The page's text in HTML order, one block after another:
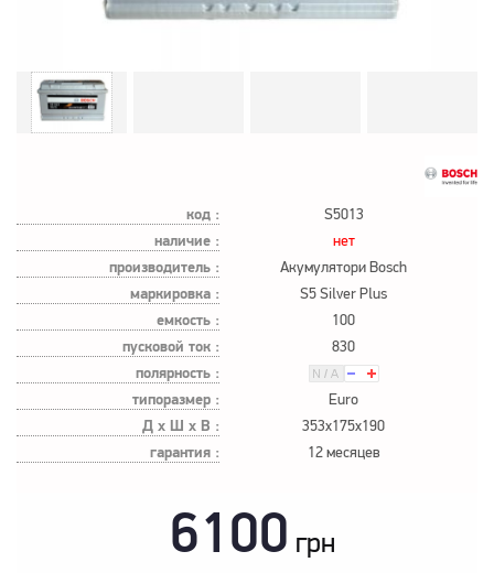
код : S5013
наличие : нет
производитель : Акумулятори Bosch
маркировка : S5 Silver Plus
емкость : 100
пусковой ток : 830
полярность :
типоразмер :
Euro
Д х Ш х В : 353x175x190
гарантия : 12 месяцев
6100 грн